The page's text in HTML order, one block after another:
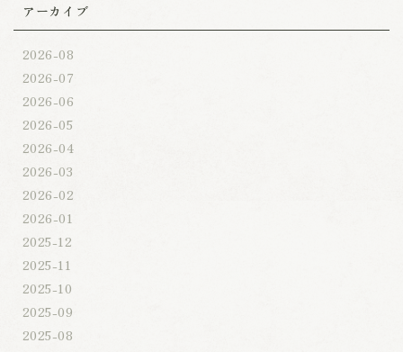
アーカイブ
2026-08
2026-07
2026-06
2026-05
2026-04
2026-03
2026-02
2026-01
2025-12
2025-11
2025-10
2025-09
2025-08